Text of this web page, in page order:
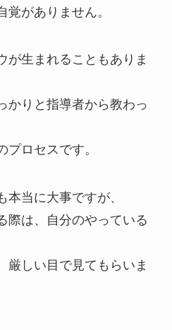
がありません。
が生まれることもありま
かりと指導者から教わっ
ロセスです。
本当に大事ですが、
際は、自分のやっている
厳しい目で見てもらいま